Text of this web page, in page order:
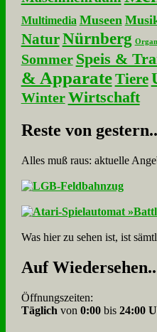
Multimedia Museen
NaturNürnberg
Sommer Speis &
& Apparate Tiere
Winter Wirtschaft
Re­ste von
Alles muß raus: aktuelle
Was hier zu sehen ist, ist
Auf
Öffnungszeiten:
Täglich von 0:00bis 24:00